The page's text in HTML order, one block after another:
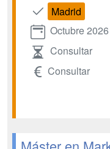
Madrid
Octubre 2026
Consultar
Consultar